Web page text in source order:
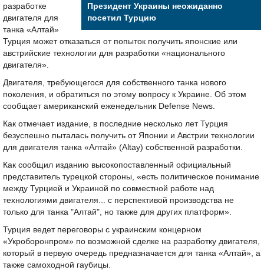
Президент Украины неожиданно
посетил Турцию
разработке
двигателя для
танка «Алтай»
Турция может отказаться от попыток получить японские или
австрийские технологии для разработки «национального
двигателя».
Двигателя, требующегося для собственного танка нового
поколения, и обратиться по этому вопросу к Украине. Об этом
сообщает американский еженедельник Defense News.
Как отмечает издание, в последние несколько лет Турция
безуспешно пыталась получить от Японии и Австрии технологии
для двигателя танка «Алтай» (Altay) собственной разработки.
Как сообщил изданию высокопоставленный официальный
представитель турецкой стороны, «есть политическое понимание
между Турцией и Украиной по совместной работе над
технологиями двигателя... с перспективой производства не
только для танка "Алтай", но также для других платформ».
Турция ведет переговоры с украинским концерном
«Укроборонпром» по возможной сделке на разработку двигателя,
который в первую очередь предназначается для танка «Алтай», а
также самоходной гаубицы.